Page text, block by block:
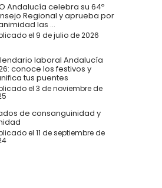
Andalucía celebra su 64º
Regional y aprueba por
las ...
el 9 de julio de 2026
laboral Andalucía
conoce los festivos y
tus puentes
el 3 de noviembre de
de consanguinidad y
el 11 de septiembre de